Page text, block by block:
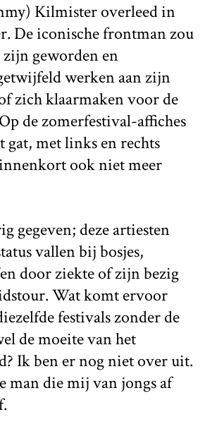
Kilmister overleed in
De iconische frontman zou
geworden en
werken aan zijn
zich klaarmaken voor de
de zomerfestival-affiches
met links en rechts
ook niet meer
gegeven; deze artiesten
vallen bij bosjes,
door ziekte of zijn bezig
Wat komt ervoor
festivals zonder de
de moeite van het
Ik ben er nog niet over uit.
man die mij van jongs af